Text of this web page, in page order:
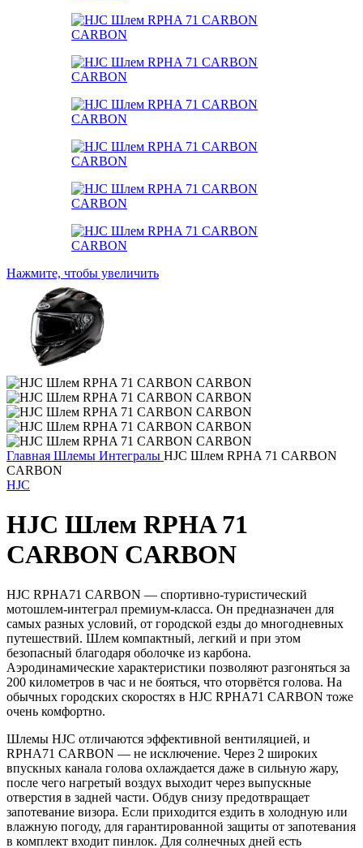
Нажмите, чтобы увеличить
Главная Шлемы Интегралы HJC Шлем RPHA 71 CARBON
CARBON
HJC
HJC Шлем RPHA 71
CARBON CARBON
HJC RPHA71 CARBON — спортивно-туристический
мотошлем-интеграл премиум-класса. Он предназначен для
самых разных условий, от городской езды до многодневных
путешествий. Шлем компактный, легкий и при этом
безопасный благодаря оболочке из карбона.
Аэродинамические характеристики позволяют разгоняться за
200 километров в час и не бояться, что оторвётся голова. На
обычных городских скоростях в HJC RPHA71 CARBON тоже
очень комфортно.
Шлемы HJC отличаются эффективной вентиляцией, и
RPHA71 CARBON — не исключение. Через 2 широких
впускных канала голова охлаждается даже в сильную жару,
после чего нагретый воздух выходит через выпускные
отверстия в задней части. Обдув снизу предотвращает
запотевание визора. Если приходится ездить в холодную или
влажную погоду, для гарантированной защиты от запотевания
в комплект входит пинлок. Для солнечных дней есть